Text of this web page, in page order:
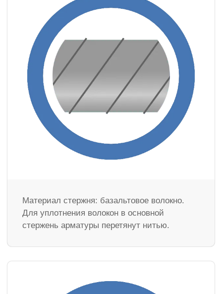
Материал стержня: базальтовое волокно.
Для уплотнения волокон в основной
стержень арматуры перетянут нитью.